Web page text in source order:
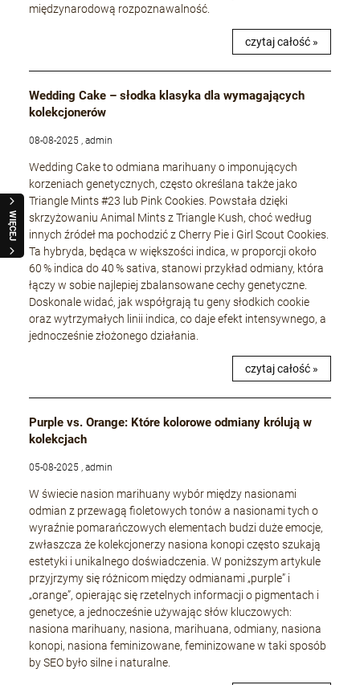
WIĘCEJ
międzynarodową rozpoznawalność.
czytaj całość »
Wedding Cake – słodka klasyka dla wymagających
kolekcjonerów
08-08-2025 , admin
Wedding Cake to odmiana marihuany o imponujących
korzeniach genetycznych, często określana także jako
Triangle Mints #23 lub Pink Cookies. Powstała dzięki
skrzyżowaniu Animal Mints z Triangle Kush, choć według
innych źródeł ma pochodzić z Cherry Pie i Girl Scout Cookies.
Ta hybryda, będąca w większości indica, w proporcji około
60 % indica do 40 % sativa, stanowi przykład odmiany, która
łączy w sobie najlepiej zbalansowane cechy genetyczne.
Doskonale widać, jak współgrają tu geny słodkich cookie
oraz wytrzymałych linii indica, co daje efekt intensywnego, a
jednocześnie złożonego działania.
czytaj całość »
Purple vs. Orange: Które kolorowe odmiany królują w
kolekcjach
05-08-2025 , admin
W świecie nasion marihuany wybór między nasionami
odmian z przewagą fioletowych tonów a nasionami tych o
wyraźnie pomarańczowych elementach budzi duże emocje,
zwłaszcza że kolekcjonerzy nasiona konopi często szukają
estetyki i unikalnego doświadczenia. W poniższym artykule
przyjrzymy się różnicom między odmianami „purple” i
„orange”, opierając się rzetelnych informacji o pigmentach i
genetyce, a jednocześnie używając słów kluczowych:
nasiona marihuany, nasiona, marihuana, odmiany, nasiona
konopi, nasiona feminizowane, feminizowane w taki sposób
by SEO było silne i naturalne.